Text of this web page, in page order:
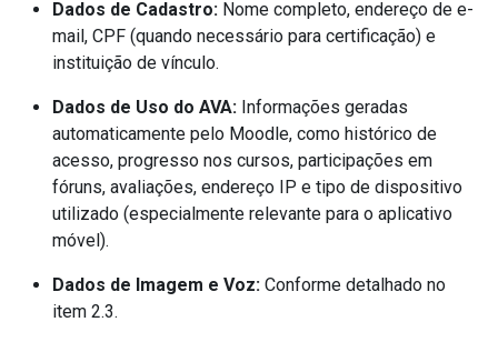
Dados de Cadastro: Nome completo, endereço de e-
mail, CPF (quando necessário para certificação) e
instituição de vínculo.
Dados de Uso do AVA: Informações geradas
automaticamente pelo Moodle, como histórico de
acesso, progresso nos cursos, participações em
fóruns, avaliações, endereço IP e tipo de dispositivo
utilizado (especialmente relevante para o aplicativo
móvel).
Dados de Imagem e Voz: Conforme detalhado no
item 2.3.